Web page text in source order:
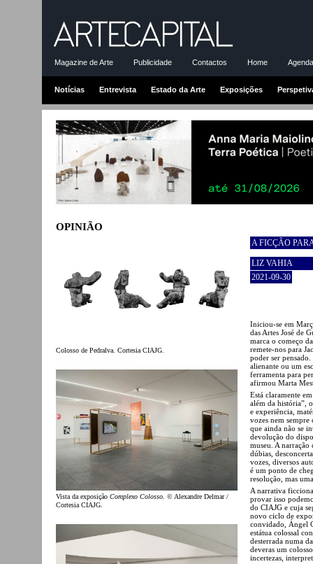
Magazine de Arte Publicidade Contactos Home
Notícias Entrevista Estado da Arte Exposições
OPINIÃO
Colosso de Pedralva. Cortesia CIAJG.
Vista da exposição Complexo Colosso. © Alexandre Delmar /
Cortesia CIAJG.
A FICÇÃO
LIZ VAHIA
2021-09-30
Iniciou-se em
das Artes José de
marca o começo
remete-nos para
poder ser
alienante ou um
ferramenta para
afirmou Marta
Está claramente
além da história”,
e experiência,
vozes nem
que ainda não se
devolução do
museu. A narração
dúbias,
vozes, diversos
é um ponto de
resolução, mas
A narrativa
provar isso
do CIAJG e cuja
novo ciclo de
convidado, Ángel
estátua colossal
desterrada numa
deveras um
incertezas,